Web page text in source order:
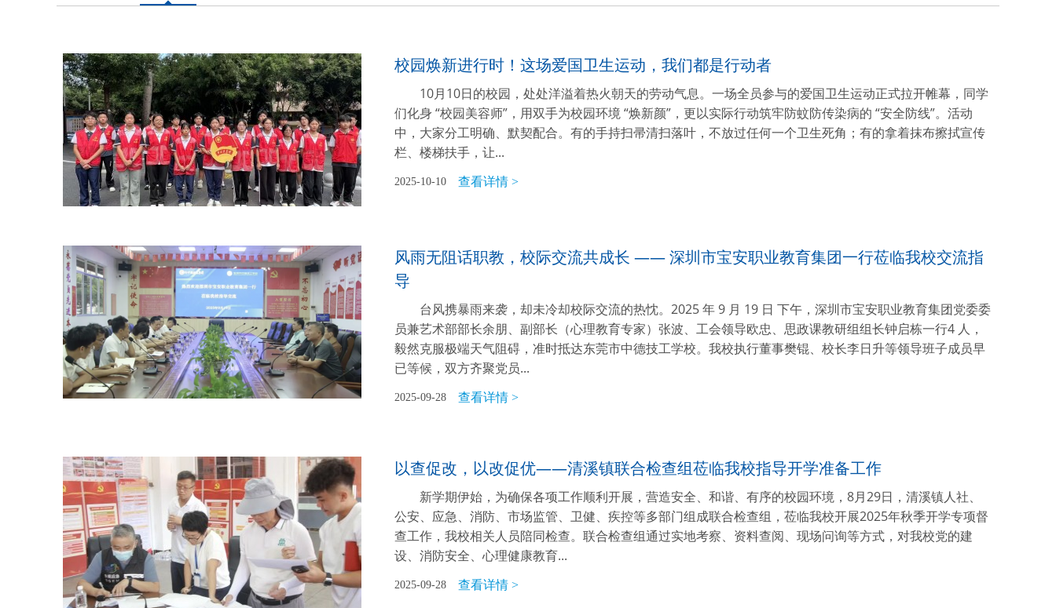
校园焕新进行时！这场爱国卫生运动，我们都是行动者
10月10日的校园，处处洋溢着热火朝天的劳动气息。一场全员参与的爱国卫生运动正式拉开帷幕，同学
们化身 “校园美容师”，用双手为校园环境 “焕新颜”，更以实际行动筑牢防蚊防传染病的 “安全防线”。活动
中，大家分工明确、默契配合。有的手持扫帚清扫落叶，不放过任何一个卫生死角；有的拿着抹布擦拭宣传
栏、楼梯扶手，让...
查看详情 >
2025-10-10
风雨无阻话职教，校际交流共成长 —— 深圳市宝安职业教育集团一行莅临我校交流指
导
台风携暴雨来袭，却未冷却校际交流的热忱。2025 年 9 月 19 日 下午，深圳市宝安职业教育集团党委委
员兼艺术部部长余朋、副部长（心理教育专家）张波、工会领导欧忠、思政课教研组组长钟启栋一行4 人，
毅然克服极端天气阻碍，准时抵达东莞市中德技工学校。我校执行董事樊锟、校长李日升等领导班子成员早
已等候，双方齐聚党员...
查看详情 >
2025-09-28
以查促改，以改促优——清溪镇联合检查组莅临我校指导开学准备工作
新学期伊始，为确保各项工作顺利开展，营造安全、和谐、有序的校园环境，8月29日，清溪镇人社、
公安、应急、消防、市场监管、卫健、疾控等多部门组成联合检查组，莅临我校开展2025年秋季开学专项督
查工作，我校相关人员陪同检查。联合检查组通过实地考察、资料查阅、现场问询等方式，对我校党的建
设、消防安全、心理健康教育...
查看详情 >
2025-09-28